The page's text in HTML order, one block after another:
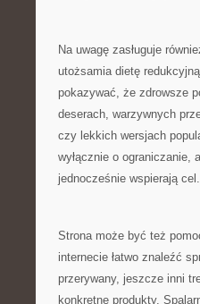
Na uwagę zasługuje
utożsamia dietę
pokazywać, że zdrowsze
deserach, warzywnych
czy lekkich wersjach
wyłącznie o ograniczanie,
jednocześnie wspierają cel.
Strona może być też
internecie łatwo znaleźć
przerywany, jeszcze inni
konkretne produkty.